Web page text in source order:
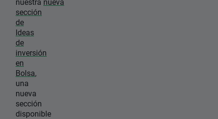
sección
de
Ideas
de
inversión
en
Bolsa,
una
nueva
sección
disponible